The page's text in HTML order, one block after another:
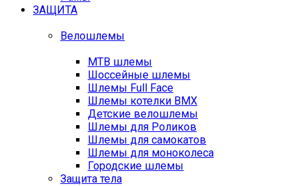
ЗАЩИТА
Велошлемы
MTB шлемы
Шоссейные шлемы
Шлемы Full Face
Шлемы котелки BMX
Детские велошлемы
Шлемы для Роликов
Шлемы для самокатов
Шлемы для моноколеса
Городские шлемы
Защита тела